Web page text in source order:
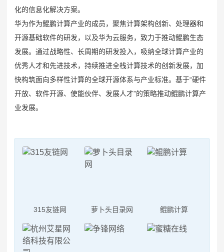
化的信息化解决方案。
华为作为鲲鹏计算产业的成员，聚焦计算架构创新、处理器和
开源基础软件的研发，以及华为云服务，致力于推动鲲鹏生态
发展。通过战略性、长周期的研发投入，吸纳全球计算产业的
优秀人才和先进技术，持续推进全栈计算技术的创新发展，加
快构筑面向多样性计算的全球开源体系与产业标准。基于“硬件
开放、软件开源、使能伙伴、发展人才”的策略推动鲲鹏计算产
业发展。
315友链网 萝卜头目录网 鲲鹏计算